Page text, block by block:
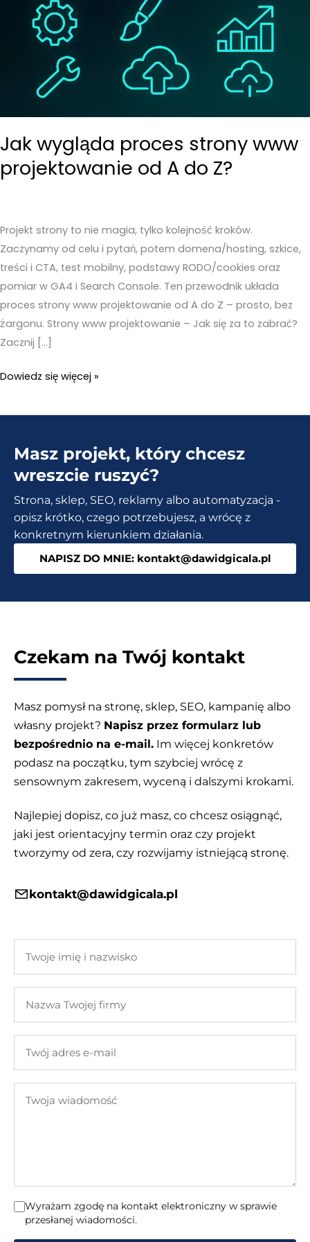
Jak wygląda proces strony www
projektowanie od A do Z?
Projekt strony to nie magia, tylko kolejność kroków.
Zaczynamy od celu i pytań, potem domena/hosting, szkice,
treści i CTA, test mobilny, podstawy RODO/cookies oraz
pomiar w GA4 i Search Console. Ten przewodnik układa
proces strony www projektowanie od A do Z – prosto, bez
żargonu. Strony www projektowanie – Jak się za to zabrać?
Zacznij […]
Jak
proces
www
projektowanie
Dowiedz się więcej »
Masz projekt, który chcesz
wreszcie ruszyć?
Strona, sklep, SEO, reklamy albo automatyzacja -
opisz krótko, czego potrzebujesz, a wrócę z
konkretnym kierunkiem działania.
NAPISZ DO MNIE: kontakt@dawidgicala.pl
Czekam na Twój kontakt
Masz pomysł na stronę, sklep, SEO, kampanię albo
własny projekt? Napisz przez formularz lub
bezpośrednio na e-mail. Im więcej konkretów
podasz na początku, tym szybciej wrócę z
sensownym zakresem, wyceną i dalszymi krokami.
Najlepiej dopisz, co już masz, co chcesz osiągnąć,
jaki jest orientacyjny termin oraz czy projekt
tworzymy od zera, czy rozwijamy istniejącą stronę.
kontakt@dawidgicala.pl
imię
nazwisko
Twojej
adres
mail
wiadomość
Wyrażam zgodę na kontakt elektroniczny w sprawie
przesłanej wiadomości.